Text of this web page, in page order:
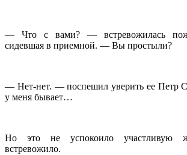
— Что с вами? — встревожилась
сидевшая в приемной. — Вы простыли?
— Нет-нет. — поспешил уверить ее Петр
у меня бывает…
Но это не успокоило участливую
встревожило.